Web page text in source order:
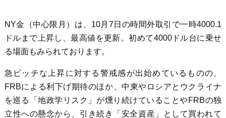
NY金（中心限月）は、10月7日の時間外取引で一時4000.1
ドルまで上昇し、最高値を更新。初めて4000ドル台に乗せ
る場面もみられております。
急ピッチな上昇に対する警戒感が出始めているものの、
FRBによる利下げ期待のほか、中東やロシアとウクライナ
を巡る「地政学リスク」が燻り続けていることやFRBの独
立性への懸念から、引き続き「安全資産」として買われて